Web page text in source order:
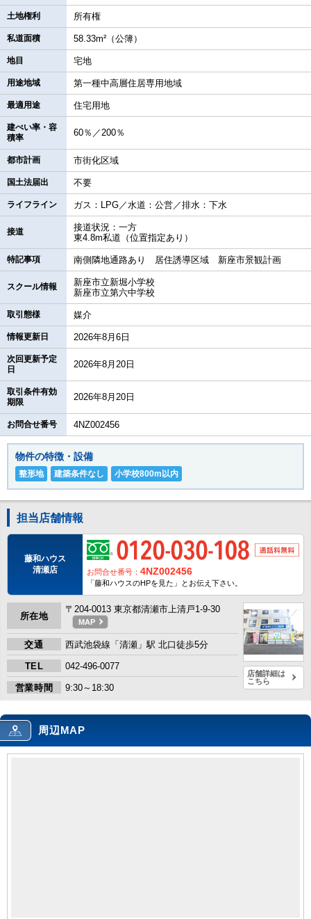
土地権利 所有権
私道面積 58.33m²（公簿）
地目 宅地
用途地域 第一種中高層住居専用地域
最適用途 住宅用地
建ぺい率・容
積率
60％／200％
都市計画 市街化区域
国土法届出 不要
ライフライン ガス：LPG／水道：公営／排水：下水
接道
接道状況：一方
東4.8m私道（位置指定あり）
特記事項 南側隣地通路あり 居住誘導区域 新座市景観計画
スクール情報
新座市立新堀小学校
新座市立第六中学校
取引態様 媒介
情報更新日 2026年8月6日
次回更新予定
日
2026年8月20日
取引条件有効
期限
2026年8月20日
お問合せ番号 4NZ002456
物件の特徴・設備
整形地 建築条件なし 小学校800m以内
担当店舗情報
藤和ハウス
清瀬店
お問合せ番号： 4NZ002456
「藤和ハウスのHPを見た」とお伝え下さい。
店舗詳細は
こちら
所在地
〒204-0013 東京都清瀬市上清戸1-9-30
MAP
交通 西武池袋線「清瀬」駅 北口徒歩5分
TEL 042-496-0077
営業時間 9:30～18:30
周辺MAP